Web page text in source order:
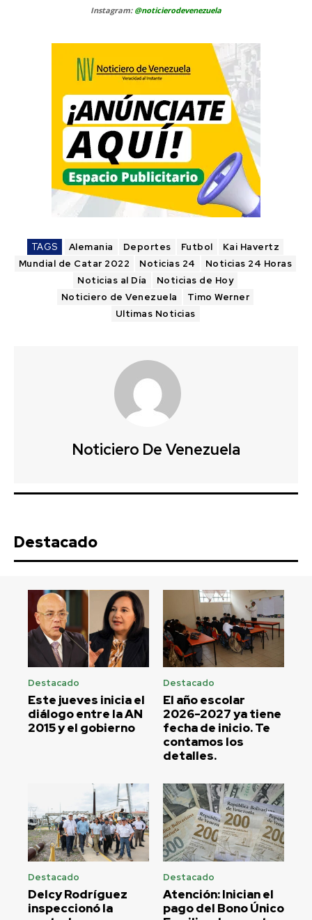
Instagram: @noticierodevenezuela
TAGS Alemania Deportes Futbol
Kai Havertz
Mundial de Catar 2022
Noticias 24
Noticias 24 Horas
Noticias al Día
Noticias de Hoy
Noticiero de Venezuela
Timo Werner
Ultimas Noticias
Noticiero De Venezuela
Destacado
Destacado
Este jueves inicia el
diálogo entre la AN
2015 y el gobierno
Destacado
El año escolar
2026-2027 ya tiene
fecha de inicio. Te
contamos los
detalles.
Destacado
Delcy Rodríguez
inspeccionó la
Destacado
Atención: Inician el
pago del Bono Único